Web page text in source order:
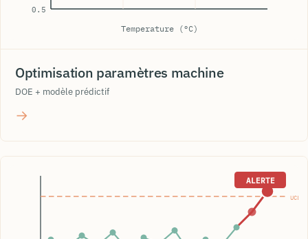
Temperature (°C)
0.5
Optimisation paramètres machine
DOE + modèle prédictif
→
UCL
ALERTE